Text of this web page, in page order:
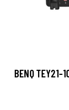
BENQ TEY21-